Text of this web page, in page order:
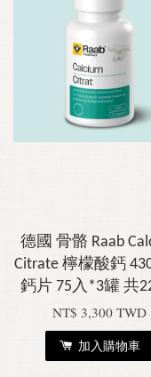
德國 骨骼 Raab
Citrate 檸檬酸鈣
鈣片 75入*3罐 共
NT$ 3,300 TWD
加入購物車